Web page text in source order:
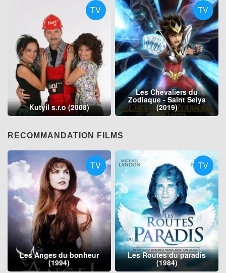
TV
Kutyil s.r.o (2008)
TV
Les Chevaliers du
Zodiaque - Saint Seiya
(2019)
RECOMMANDATION FILMS
TV
Les Anges du bonheur
(1994)
TV
Les Routes du paradis
(1984)